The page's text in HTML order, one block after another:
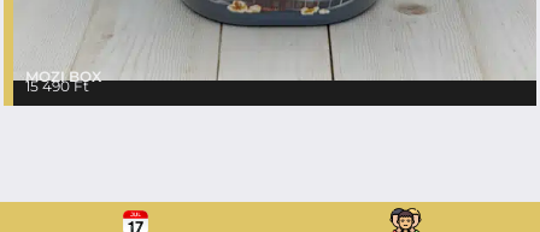
MOZI BOX
15 490Ft